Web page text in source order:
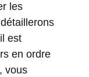
les
est
en ordre
vous